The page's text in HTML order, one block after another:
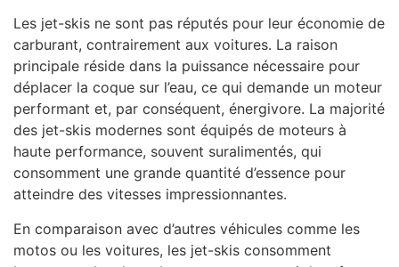
Les jet-skis ne sont pas réputés pour leur économie de
carburant, contrairement aux voitures. La raison
principale réside dans la puissance nécessaire pour
déplacer la coque sur l’eau, ce qui demande un moteur
performant et, par conséquent, énergivore. La majorité
des jet-skis modernes sont équipés de moteurs à
haute performance, souvent suralimentés, qui
consomment une grande quantité d’essence pour
atteindre des vitesses impressionnantes.
En comparaison avec d’autres véhicules comme les
motos ou les voitures, les jet-skis consomment